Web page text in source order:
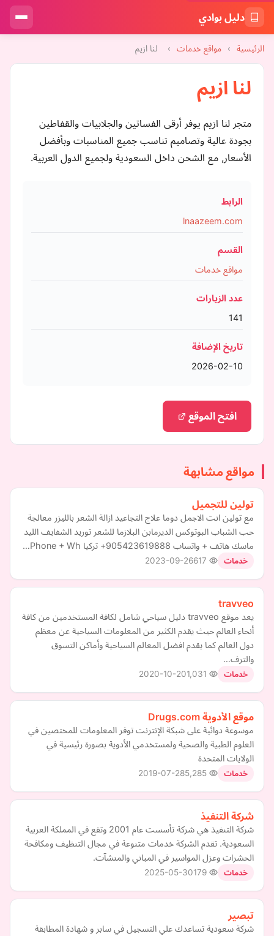
دليل بوادي
الرئيسية › مواقع خدمات › لنا ازيم
لنا ازيم
متجر لنا ازيم يوفر أرقى الفساتين والجلابيات والقفاطين
بجودة عالية وتصاميم تناسب جميع المناسبات وبأفضل
الأسعار, مع الشحن داخل السعودية ولجميع الدول العربية.
الرابط
lnaazeem.com
القسم
مواقع خدمات
عدد الزيارات
141
تاريخ الإضافة
2026-02-10
افتح الموقع
مواقع مشابهة
تولين للتجميل
مع تولين انت الاجمل دوما علاج التجاعيد ازالة الشعر بالليزر معالجة
حب الشباب البوتوكس الديرمابن البلازما للشعر توريد الشفايف الليد
ماسك هاتف + واتساب 905423619888+ تركيا Phone + Wh…
خدمات 2023-09-26
travveo
يعد موقع travveo دليل سياحي شامل لكافة المستخدمين من كافة
أنحاء العالم حيث يقدم الكثير من المعلومات السياحية عن معظم
دول العالم كما يقدم افضل المعالم السياحية وأماكن التسوق
والترف…
خدمات 2020-10-20
موقع الأدوية Drugs.com
موسوعة دوائية على شبكة الإنترنت توفر المعلومات للمختصين في
العلوم الطبية والصحية ولمستخدمي الأدوية بصورة رئيسية في
الولايات المتحدة
خدمات 2019-07-28
شركة التنفيذ
شركة التنفيذ هي شركة تأسست عام 2001 وتقع في المملكة العربية
السعودية. تقدم الشركة خدمات متنوعة في مجال التنظيف ومكافحة
الحشرات وعزل المواسير في المباني والمنشآت.
خدمات 2025-05-30
تبصير
شركة سعودية تساعدك علي التسجيل في سابر و شهادة المطابقة